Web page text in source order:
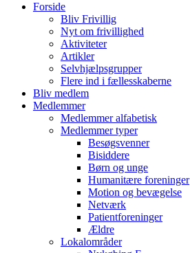
Forside
Bliv Frivillig
Nyt om frivillighed
Aktiviteter
Artikler
Selvhjælpsgrupper
Flere ind i fællesskaberne
Bliv medlem
Medlemmer
Medlemmer alfabetisk
Medlemmer typer
Besøgsvenner
Bisiddere
Børn og unge
Humanitære foreninger
Motion og bevægelse
Netværk
Patientforeninger
Ældre
Lokalområder